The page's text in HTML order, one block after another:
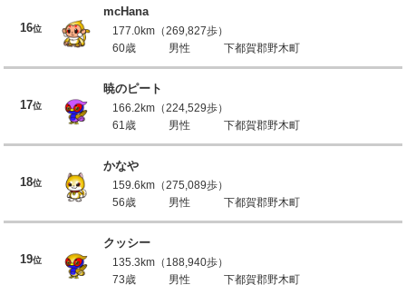
16位
mcHana
177.0km（269,827歩）
60歳
男性 下都賀郡野木町
17位
暁のピート
166.2km（224,529歩）
61歳
男性 下都賀郡野木町
18位
かなや
159.6km（275,089歩）
56歳
男性 下都賀郡野木町
19位
クッシー
135.3km（188,940歩）
73歳
男性 下都賀郡野木町